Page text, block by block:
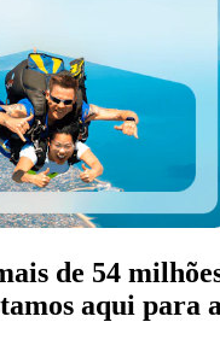
de 54
aqui para